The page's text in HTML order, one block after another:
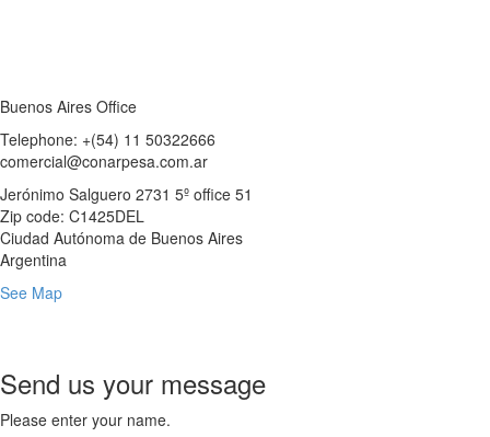
Buenos Aires Office
Telephone: +(54) 11 50322666
comercial@conarpesa.com.ar
Jerónimo Salguero 2731 5º office 51
Zip code: C1425DEL
Ciudad Autónoma de Buenos Aires
Argentina
See Map
Send us your message
Please enter your name.